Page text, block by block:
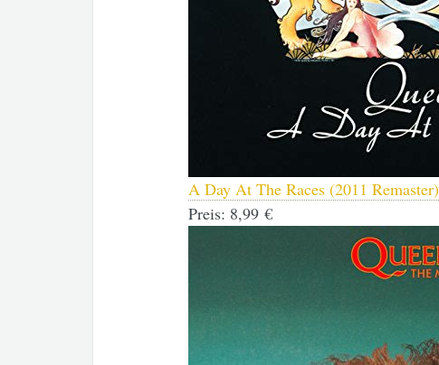
A Day At The Races (2011 Remaster)
Preis: 8,99 €